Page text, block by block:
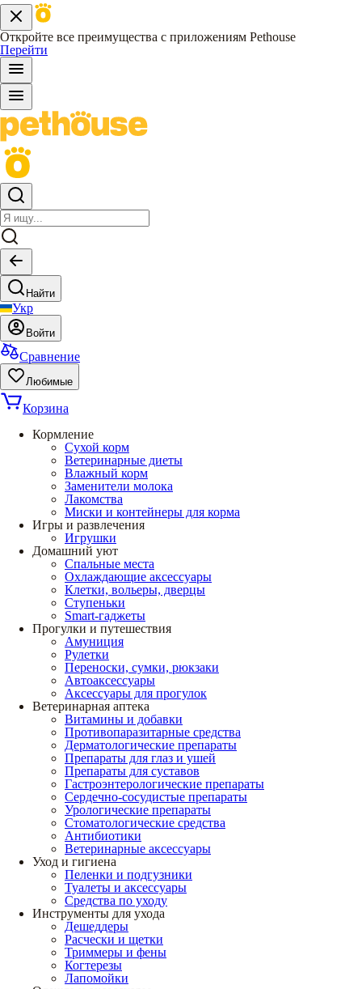
Откройте все преимущества с приложениям Pethouse
Перейти
Найти
Укр
Войти
Сравнение
Любимые
Корзина
Кормление
Сухой корм
Ветеринарные диеты
Влажный корм
Заменители молока
Лакомства
Миски и контейнеры для корма
Игры и развлечения
Игрушки
Домашний уют
Спальные места
Охлаждающие аксессуары
Клетки, вольеры, дверцы
Ступеньки
Smart-гаджеты
Прогулки и путешествия
Амуниция
Рулетки
Переноски, сумки, рюкзаки
Автоаксессуары
Аксессуары для прогулок
Ветеринарная аптека
Витамины и добавки
Противопаразитарные средства
Дерматологические препараты
Препараты для глаз и ушей
Препараты для суставов
Гастроэнтерологические препараты
Сердечно-сосудистые препараты
Урологические препараты
Стоматологические средства
Антибиотики
Ветеринарные аксессуары
Уход и гигиена
Пеленки и подгузники
Туалеты и аксессуары
Средства по уходу
Инструменты для ухода
Дешеддеры
Расчески и щетки
Триммеры и фены
Когтерезы
Лапомойки